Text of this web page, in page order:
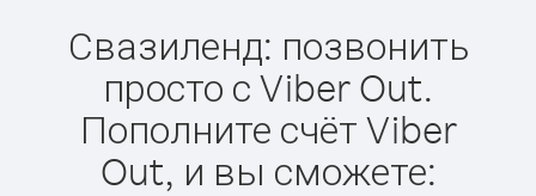
Свазиленд: позвонить
просто с Viber Out.
Пополните счёт Viber
Out, и вы сможете: